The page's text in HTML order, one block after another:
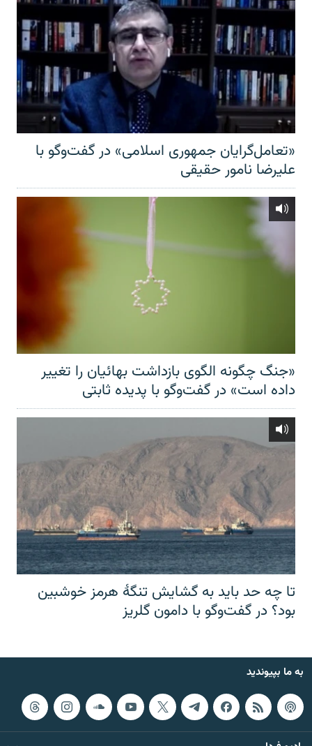
«تعامل‌گرایان جمهوری اسلامی» در گفت‌وگو با
علیرضا نامور حقیقی
«جنگ چگونه الگوی بازداشت بهائیان را تغییر
داده است» در گفت‌وگو با پدیده ثابتی
تا چه حد باید به گشایش تنگهٔ هرمز خوشبین
بود؟ در گفت‌وگو با دامون گلریز
به ما بپیوندید